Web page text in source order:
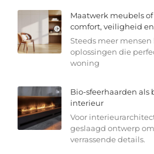
Maatwerk meubels
comfort, veiligheid
Steeds meer mensen
oplossingen die
woning
Bio-sfeerhaarden als
interieur
Voor
geslaagd ontwerp
verrassende details.